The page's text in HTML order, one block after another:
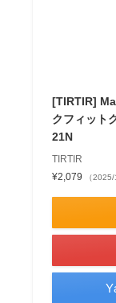
[TIRTIR]
クフィット
21N
TIRTIR
¥2,079
（